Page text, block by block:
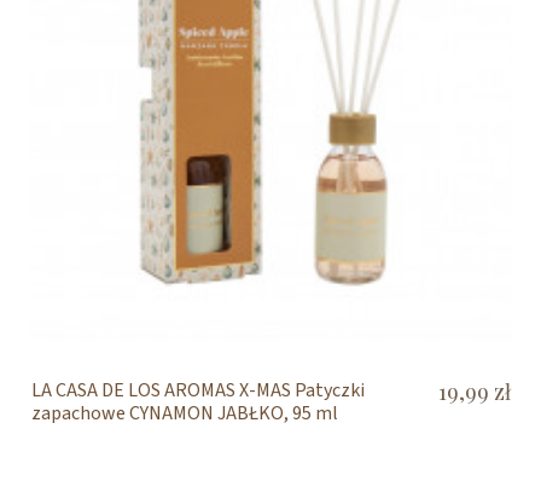
LA CASA DE LOS AROMAS X-MAS Patyczki
zapachowe CYNAMON JABŁKO, 95 ml
19,99 zł